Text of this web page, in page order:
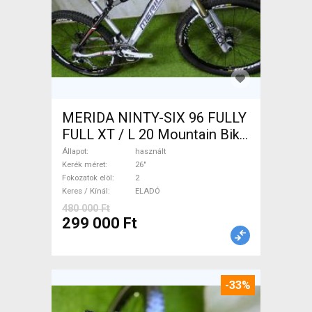
MERIDA NINTY-SIX 96 FULLY
FULL XT / L 20 Mountain Bike
26" össztelós / fully használt
ELADÓ
Állapot
használt
Kerék méret
26"
Fokozatok elöl
2
Keres / Kínál
ELADÓ
480 000 Ft
299 000 Ft
-33%